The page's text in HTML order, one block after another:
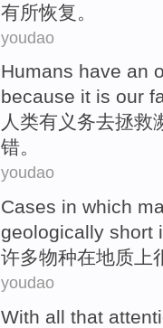
有所恢复。
youdao
Humans have an
because it is our
人类有义务去拯救
错。
youdao
Cases in which
geologically short
许多物种在地质上
youdao
With all that